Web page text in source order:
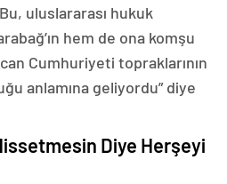
uluslararası hukuk
hem de ona komşu
Cumhuriyeti topraklarının
anlamına geliyordu” diye
Diye Herşeyi